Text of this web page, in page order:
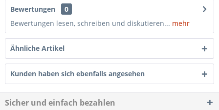
Bewertungen
0
Bewertungen lesen, schreiben und diskutieren... mehr
Ähnliche Artikel
Kunden haben sich ebenfalls angesehen
Sicher und einfach bezahlen